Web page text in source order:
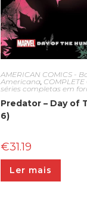
AMERICAN COMICS -
Americana, COMPLETE
séries completas em
Predator – Day of
6)
€31.19
Ler mais